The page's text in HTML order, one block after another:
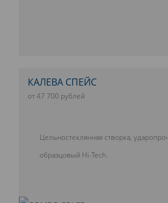
КАЛЕВА СПЕЙС
от 47 700 рублей
Цельностеклянная створка,
образцовый Hi-Tech.